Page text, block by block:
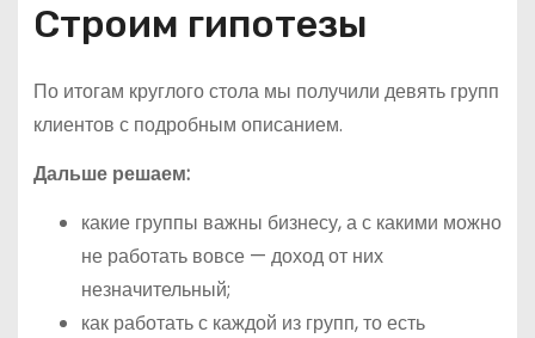
Строим гипотезы
По итогам круглого стола мы получили девять групп
клиентов с подробным описанием.
Дальше решаем:
какие группы важны бизнесу, а с какими можно
не работать вовсе — доход от них
незначительный;
как работать с каждой из групп, то есть